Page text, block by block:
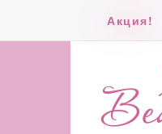
Акция!